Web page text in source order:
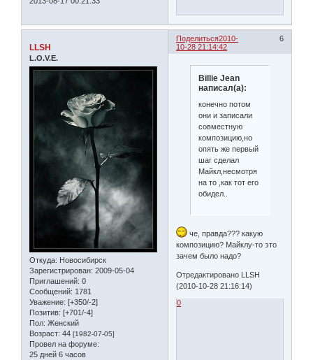
Поделиться 6
2010-
10-28 21:14:42
LLSH
L.O.V.E.
Откуда: Новосибирск
Зарегистрирован: 2009-05-04
Приглашений: 0
Сообщений: 1781
Уважение: [+350/-2]
Позитив: [+701/-4]
Пол: Женский
Возраст: 44 [1982-07-05]
Провел на форуме:
25 дней 6 часов
Billie Jean
написал(а):
конечно потом
они и записали
совместную
композицию,но
опять же первый
шаг сделал
Майкл,несмотря
на то ,как тот его
обидел..
че, правда??? какую
композицию? Майклу-то это
зачем было надо?
Отредактировано LLSH
(2010-10-28 21:16:14)
0